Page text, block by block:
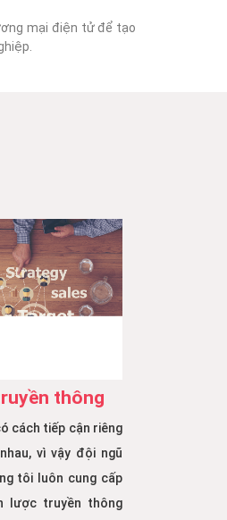
mại điện tử để tạo
thông
cách tiếp cận riêng
vì vậy đội ngũ
tôi luôn cung cấp
lược truyền thông